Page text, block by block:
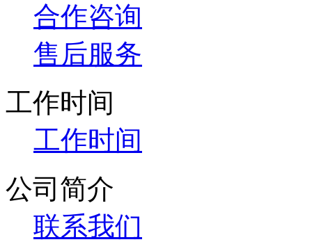
合作咨询
售后服务
工作时间
工作时间
公司简介
联系我们